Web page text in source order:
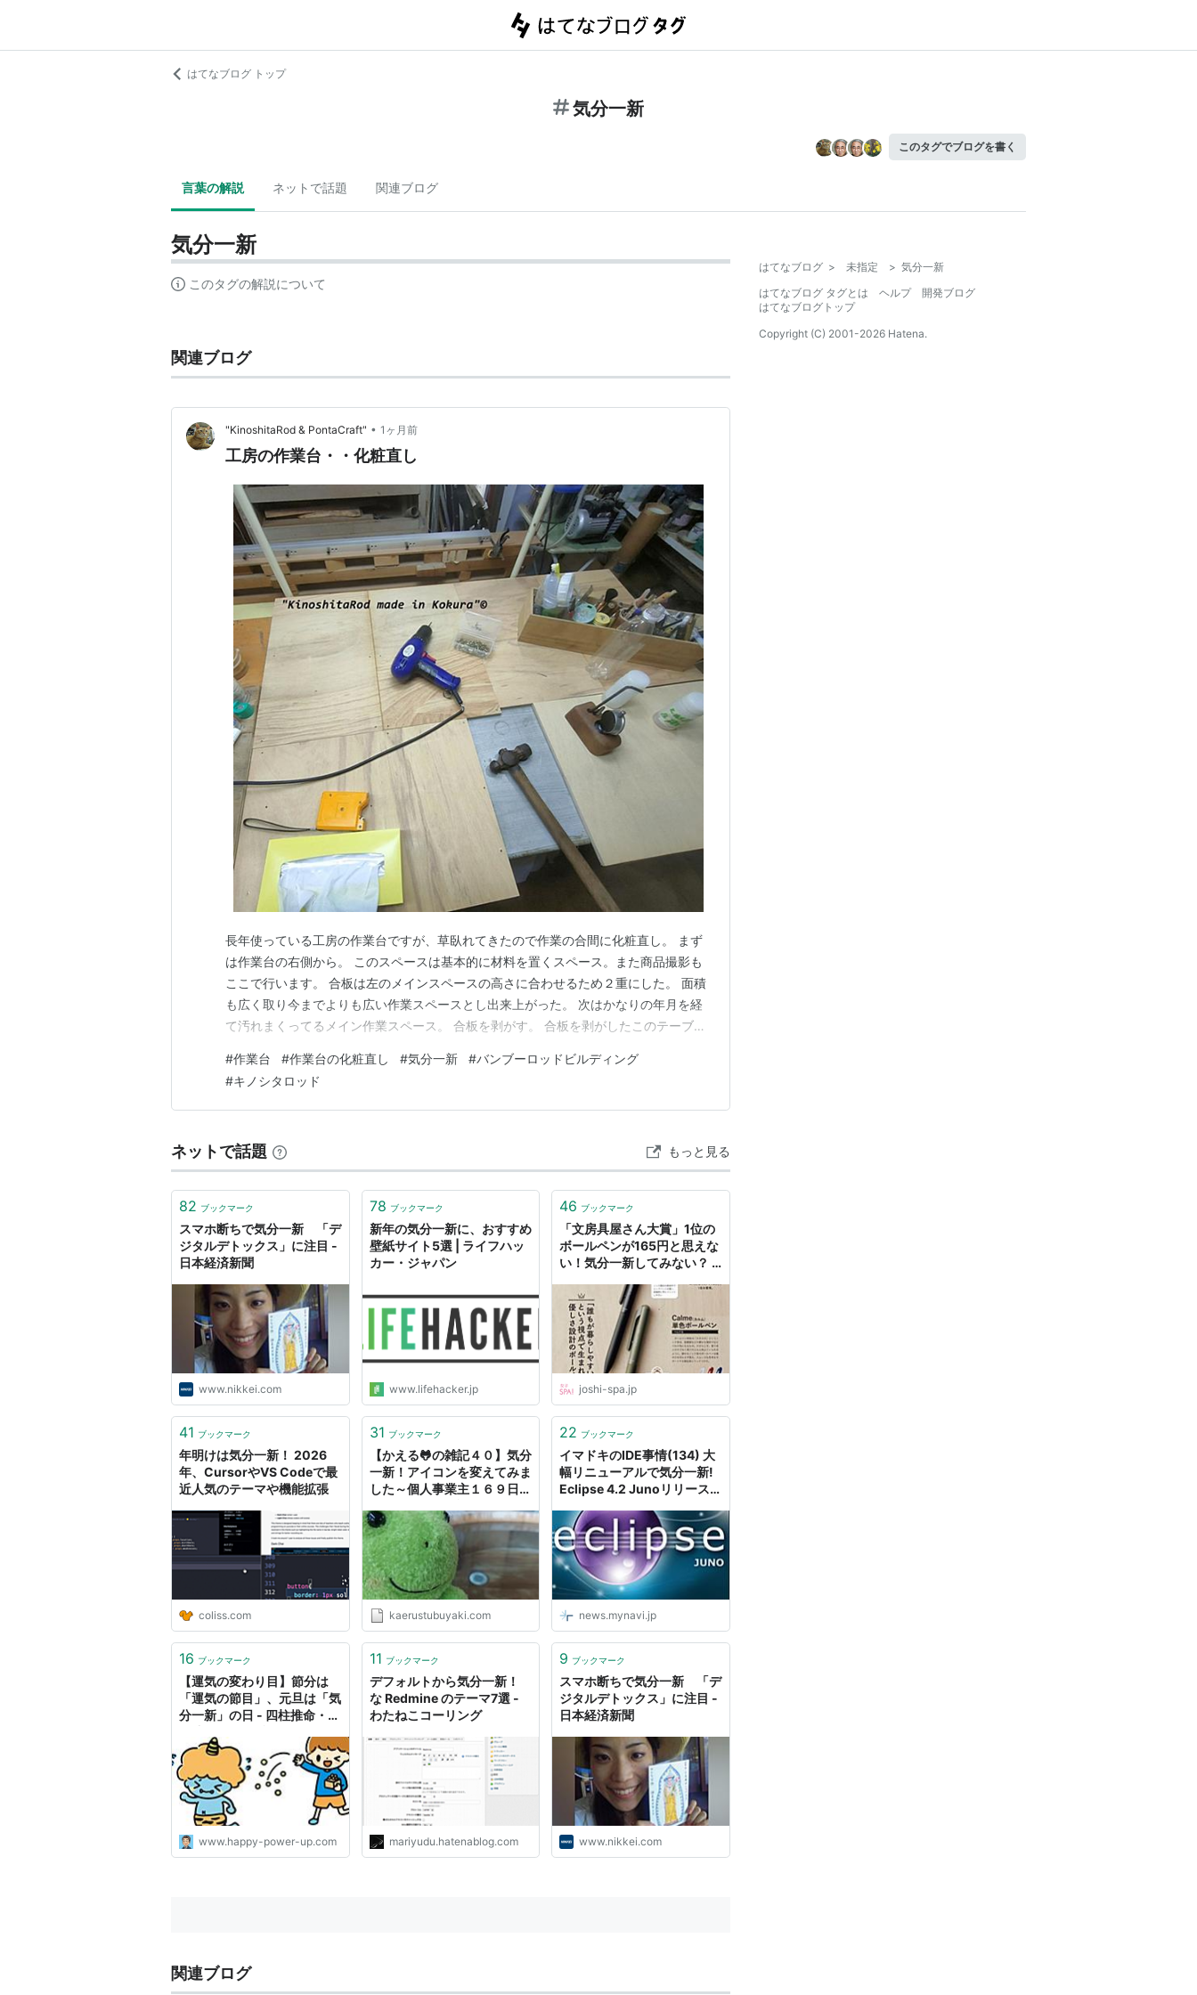
はてなブログ トップ
気分一新
このタグでブログを書く
言葉の解説 ネットで話題 関連ブログ
気分一新
このタグの解説について
関連ブログ
"KinoshitaRod & PontaCraft" • 1ヶ月前
工房の作業台・・化粧直し
長年使っている工房の作業台ですが、草臥れてきたので作業の合間に化粧直し。 まず
は作業台の右側から。 このスペースは基本的に材料を置くスペース。また商品撮影も
ここで行います。 合板は左のメインスペースの高さに合わせるため２重にした。 面積
も広く取り今までよりも広い作業スペースとし出来上がった。 次はかなりの年月を経
て汚れまくってるメイン作業スペース。 合板を剥がす。 合板を剥がしたこのテーブル
スのほとんどが合板１枚で済んだ。 継ぎはぎの隙間はパテ埋めした。 化粧直しが終わ
った作業台。 さゆうの作業スペースの段差もほぼな…
#作業台 #作業台の化粧直し #気分一新 #バンブーロッドビルディング
#キノシタロッド
ネットで話題 もっと見る
82 ブックマーク
スマホ断ちで気分一新 「デ
ジタルデトックス」に注目 -
日本経済新聞
www.nikkei.com
78 ブックマーク
新年の気分一新に、おすすめ
壁紙サイト5選 | ライフハッ
カー・ジャパン
www.lifehacker.jp
46 ブックマーク
「文房具屋さん大賞」1位の
ボールペンが165円と思えな
い！気分一新してみない？ |
joshi-spa.jp
41 ブックマーク
年明けは気分一新！ 2026
年、CursorやVS Codeで最
近人気のテーマや機能拡張
coliss.com
31 ブックマーク
【かえる🐸の雑記４０】気分
一新！アイコンを変えてみま
した～個人事業主１６９日目
とつぶやくブログ～
kaerustubuyaki.com
22 ブックマーク
イマドキのIDE事情(134) 大
幅リニューアルで気分一新!
Eclipse 4.2 Junoリリース
news.mynavi.jp
16 ブックマーク
【運気の変わり目】節分は
「運気の節目」、元旦は「気
分一新」の日 - 四柱推命・紫
をパワーあっぷするブログ
www.happy-power-up.com
11 ブックマーク
デフォルトから気分一新！
な Redmine のテーマ7選 -
わたねこコーリング
mariyudu.hatenablog.com
9 ブックマーク
スマホ断ちで気分一新 「デ
ジタルデトックス」に注目 -
日本経済新聞
www.nikkei.com
関連ブログ
はてなブログ > 未指定 > 気分一新
はてなブログ タグとは
ヘルプ
開発ブログ
はてなブログトップ
Copyright (C) 2001-2026 Hatena.